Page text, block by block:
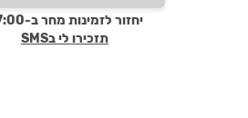
יחזור לזמינות מחר ב-07:00
תזכירו לי בSMS